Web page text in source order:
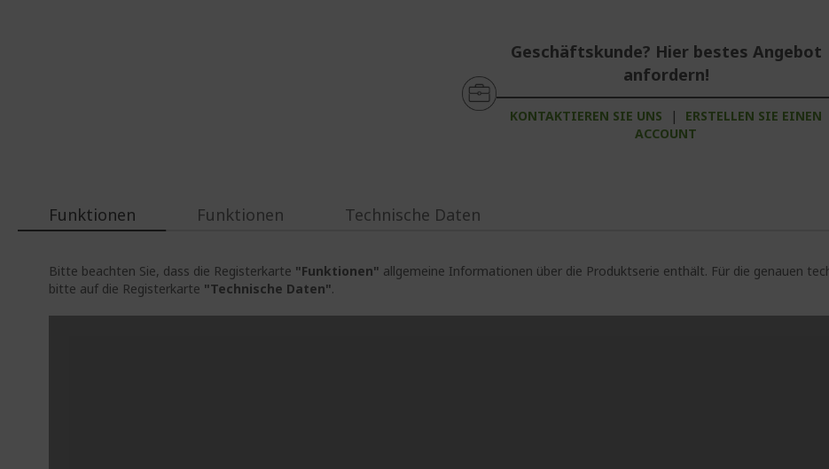
Geschäftskunde? Hier bestes Angebot
anfordern!
KONTAKTIEREN SIE UNS |
ERSTELLEN SIE EINEN
ACCOUNT
Funktionen
Bitte beachten Sie, dass die Registerkarte "Funktionen" allgemeine Informationen über die Produktserie enthält. Für die genauen
bitte auf die Registerkarte "Technische Daten".
Funktionen Technische Daten